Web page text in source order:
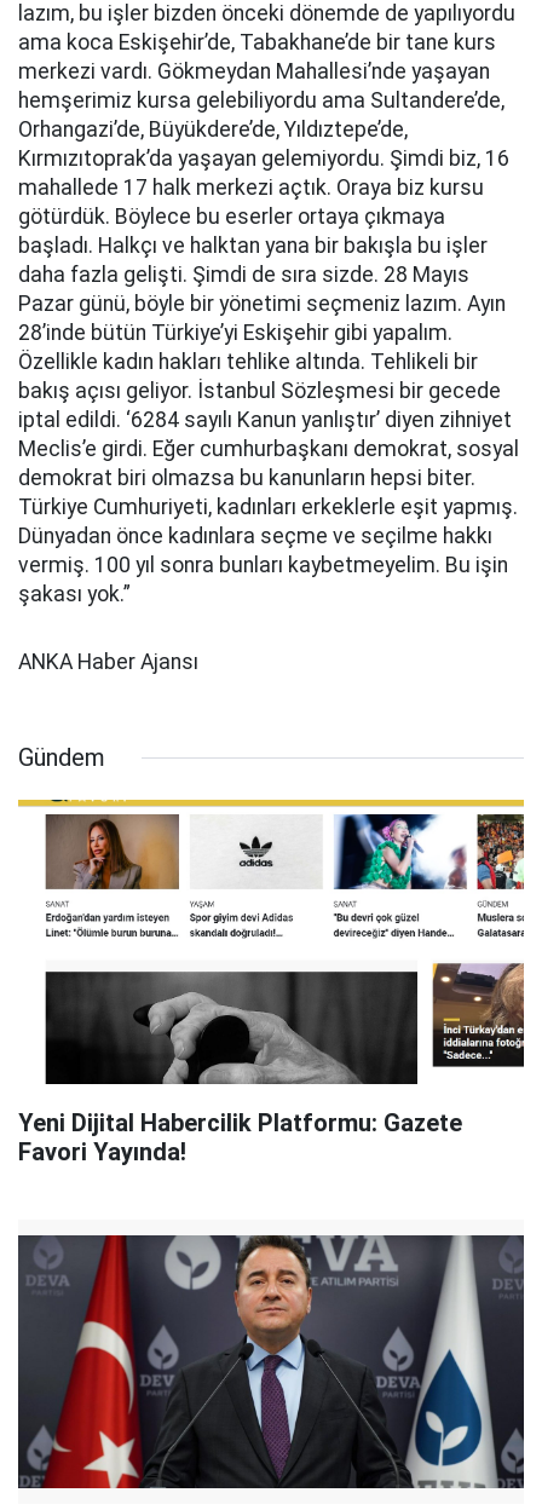
lazım, bu işler bizden önceki dönemde de yapılıyordu
ama koca Eskişehir’de, Tabakhane’de bir tane kurs
merkezi vardı. Gökmeydan Mahallesi’nde yaşayan
hemşerimiz kursa gelebiliyordu ama Sultandere’de,
Orhangazi’de, Büyükdere’de, Yıldıztepe’de,
Kırmızıtoprak’da yaşayan gelemiyordu. Şimdi biz, 16
mahallede 17 halk merkezi açtık. Oraya biz kursu
götürdük. Böylece bu eserler ortaya çıkmaya
başladı. Halkçı ve halktan yana bir bakışla bu işler
daha fazla gelişti. Şimdi de sıra sizde. 28 Mayıs
Pazar günü, böyle bir yönetimi seçmeniz lazım. Ayın
28’inde bütün Türkiye’yi Eskişehir gibi yapalım.
Özellikle kadın hakları tehlike altında. Tehlikeli bir
bakış açısı geliyor. İstanbul Sözleşmesi bir gecede
iptal edildi. ‘6284 sayılı Kanun yanlıştır’ diyen zihniyet
Meclis’e girdi. Eğer cumhurbaşkanı demokrat, sosyal
demokrat biri olmazsa bu kanunların hepsi biter.
Türkiye Cumhuriyeti, kadınları erkeklerle eşit yapmış.
Dünyadan önce kadınlara seçme ve seçilme hakkı
vermiş. 100 yıl sonra bunları kaybetmeyelim. Bu işin
şakası yok.”
ANKA Haber Ajansı
Gündem
Yeni Dijital Habercilik Platformu: Gazete
Favori Yayında!